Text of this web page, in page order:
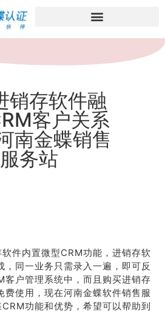
销存软件融
客户关系
南金蝶销售
服务站
件内置微型CRM功能，进销存软
，同一业务只需录入一遍，即可反
客户管理系统中，而且购买进销存
费使用，现在河南金蝶软件销售服
功能和优势，希望可以帮助到